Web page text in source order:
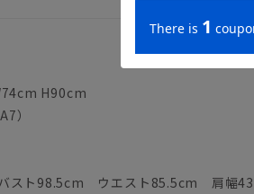
H90cm
）
スト98.5cm ウエスト85.5cm 肩幅